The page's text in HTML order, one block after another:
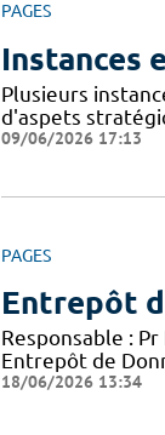
PAGES
Instances
Plusieurs
d'aspets
09/06/2026 17:13
PAGES
Entrepôt
Responsable :
Entrepôt de
18/06/2026 13:34